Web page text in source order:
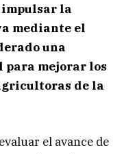
impulsar la
mediante el
una
mejorar los
de la
el avance de